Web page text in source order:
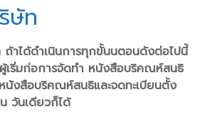
ษัท
ถ้าได้ดําเนินการทุกขั้นนตอนดังต่อไปนี้
เริ่มก่อการจัดทํา หนังสือบริคณห์สนธิ
นังสือบริคณห์สนธิและจดทะเบียนตั้ง
วันเดียวก็ได้